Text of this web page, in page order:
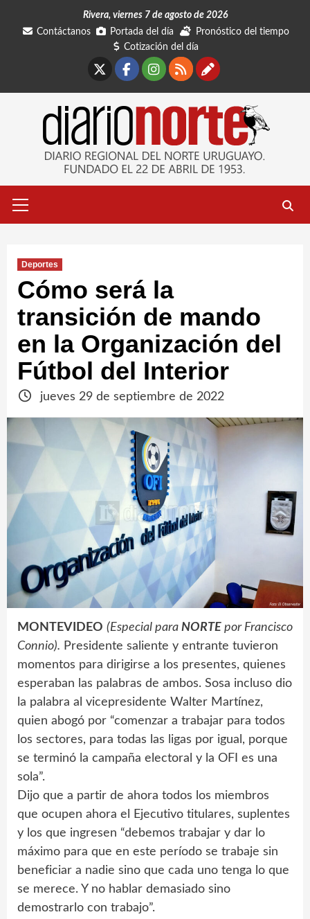
Rivera, viernes 7 de agosto de 2026
Contáctanos
Portada del día
Pronóstico del tiempo
Cotización del día
Facebook
Instagram
RSSContáctanos
primario
Deportes
Cómo será la
transición de mando
en la Organización del
Fútbol del Interior
jueves 29 de septiembre de 2022
MONTEVIDEO (Especial para NORTE por Francisco
Connio). Presidente saliente y entrante tuvieron
momentos para dirigirse a los presentes, quienes
esperaban las palabras de ambos. Sosa incluso dio
la palabra al vicepresidente Walter Martínez,
quien abogó por “comenzar a trabajar para todos
los sectores, para todas las ligas por igual, porque
se terminó la campaña electoral y la OFI es una
sola”.
Dijo que a partir de ahora todos los miembros
que ocupen ahora el Ejecutivo titulares, suplentes
y los que ingresen “debemos trabajar y dar lo
máximo para que en este período se trabaje sin
beneficiar a nadie sino que cada uno tenga lo que
se merece. Y no hablar demasiado sino
demostrarlo con trabajo”.